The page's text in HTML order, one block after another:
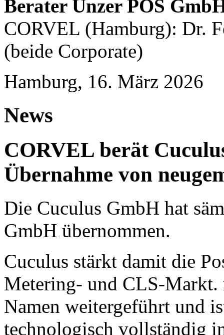
Berater Unzer POS
CORVEL (Hamburg): Dr.
(beide Corporate)
Hamburg, 16. März 2026
News
CORVEL berät
Übernahme von
Die Cuculus GmbH hat
GmbH übernommen.
Cuculus stärkt damit die
Metering- und CLS-Markt.
Namen weitergeführt und
technologisch vollständig